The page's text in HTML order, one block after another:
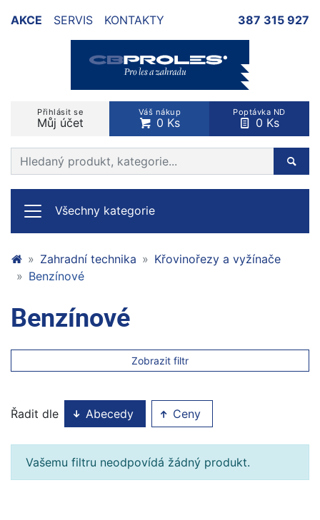
AKCE SERVIS KONTAKTY 387 315 927
Přihlásit se
Můj účet
Váš nákup
0 Ks
Poptávka ND
0 Ks
Prohledat web
Všechny kategorie
Zahradní technika
Křovinořezy a vyžínače
Benzínové
Benzínové
Zobrazit filtr
Řadit dle Abecedy Ceny
Vašemu filtru neodpovídá žádný produkt.